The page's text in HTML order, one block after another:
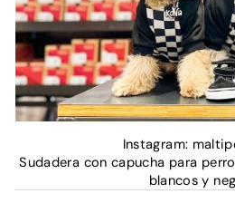
Instagram:
Sudadera con capucha para
blancos y